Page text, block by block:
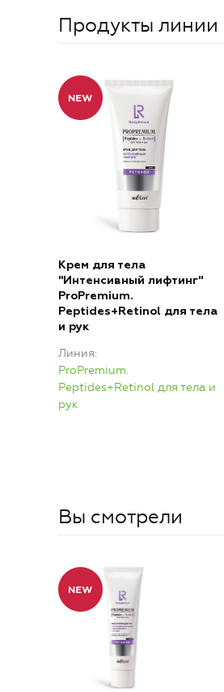
Продукты линии
Крем для тела
"Интенсивный лифтинг"
ProPremium.
Peptides+Retinol для тела
и рук
Линия
ProPremium.
Peptides+Retinol для тела и
рук
Вы смотрели